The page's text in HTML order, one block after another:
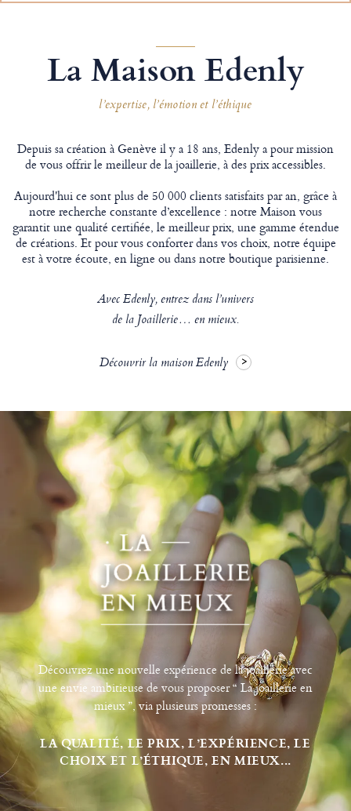
La Maison Edenly
l’expertise, l’émotion et l’éthique
Depuis sa création à Genève il y a 18 ans, Edenly a pour mission
de vous offrir le meilleur de la joaillerie, à des prix accessibles.
Aujourd'hui ce sont plus de 50 000 clients satisfaits par an, grâce à
notre recherche constante d’excellence : notre Maison vous
garantit une qualité certifiée, le meilleur prix, une gamme étendue
de créations. Et pour vous conforter dans vos choix, notre équipe
est à votre écoute, en ligne ou dans notre boutique parisienne.
Avec Edenly, entrez dans l’univers
de la Joaillerie… en mieux.
Découvrir la maison Edenly
Découvrez une nouvelle expérience de la joaillerie avec
une envie ambitieuse de vous proposer “ La joaillerie en
mieux ”, via plusieurs promesses :
LA QUALITÉ, LE PRIX, L’EXPÉRIENCE, LE
CHOIX ET L’ÉTHIQUE, EN MIEUX...